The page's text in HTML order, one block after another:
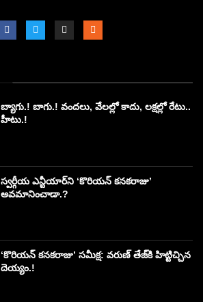
బ్యాగు.! బాగు.! వందలు, వేలల్లో కాదు, లక్షల్లో రేటు..
హీటు.!
స్వర్గీయ ఎన్టీయార్‌ని ‘కొరియన్ కనకరాజు’
అవమానించాడా.?
‘కొరియన్ కనకరాజు’ సమీక్ష: వరుణ్ తేజ్‌కి హిట్టిచ్చిన
దెయ్యం.!